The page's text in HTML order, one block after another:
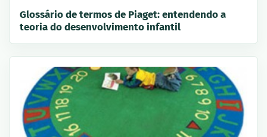
Glossário de termos de Piaget: entendendo a
teoria do desenvolvimento infantil